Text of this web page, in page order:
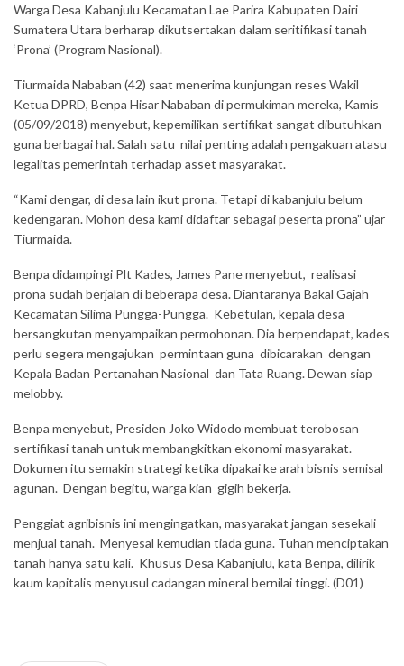
Warga Desa Kabanjulu Kecamatan Lae Parira Kabupaten Dairi
Sumatera Utara berharap dikutsertakan dalam seritifikasi tanah
‘Prona’ (Program Nasional).
Tiurmaida Nababan (42) saat menerima kunjungan reses Wakil
Ketua DPRD, Benpa Hisar Nababan di permukiman mereka, Kamis
(05/09/2018) menyebut, kepemilikan sertifikat sangat dibutuhkan
guna berbagai hal. Salah satu nilai penting adalah pengakuan atasu
legalitas pemerintah terhadap asset masyarakat.
“Kami dengar, di desa lain ikut prona. Tetapi di kabanjulu belum
kedengaran. Mohon desa kami didaftar sebagai peserta prona” ujar
Tiurmaida.
Benpa didampingi Plt Kades, James Pane menyebut, realisasi
prona sudah berjalan di beberapa desa. Diantaranya Bakal Gajah
Kecamatan Silima Pungga-Pungga. Kebetulan, kepala desa
bersangkutan menyampaikan permohonan. Dia berpendapat, kades
perlu segera mengajukan permintaan guna dibicarakan dengan
Kepala Badan Pertanahan Nasional dan Tata Ruang. Dewan siap
melobby.
Benpa menyebut, Presiden Joko Widodo membuat terobosan
sertifikasi tanah untuk membangkitkan ekonomi masyarakat.
Dokumen itu semakin strategi ketika dipakai ke arah bisnis semisal
agunan. Dengan begitu, warga kian gigih bekerja.
Penggiat agribisnis ini mengingatkan, masyarakat jangan sesekali
menjual tanah. Menyesal kemudian tiada guna. Tuhan menciptakan
tanah hanya satu kali. Khusus Desa Kabanjulu, kata Benpa, dilirik
kaum kapitalis menyusul cadangan mineral bernilai tinggi. (D01)